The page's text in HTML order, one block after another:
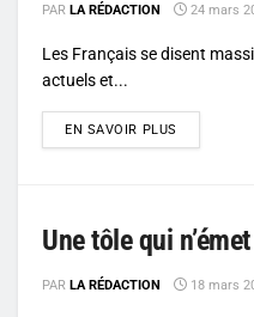
PAR LA RÉDACTION 24 mars
Les Français se disent
actuels et...
EN SAVOIR PLUS
Une tôle qui
PAR LA RÉDACTION 18 mars